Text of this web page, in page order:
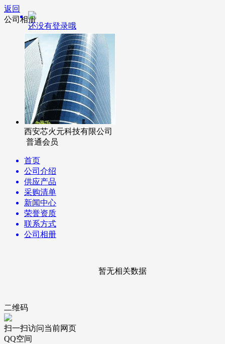
返回
公司相册
西安芯火元科技有限公司
普通会员
首页
公司介绍
供应产品
采购清单
新闻中心
荣誉资质
联系方式
公司相册
暂无相关数据
二维码
扫一扫访问当前网页
QQ空间
还没有登录哦